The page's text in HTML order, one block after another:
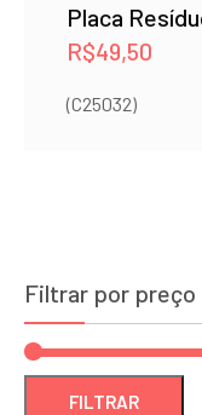
Placa
R$49,50
(C25032)
Filtrar por preço
FILTRAR